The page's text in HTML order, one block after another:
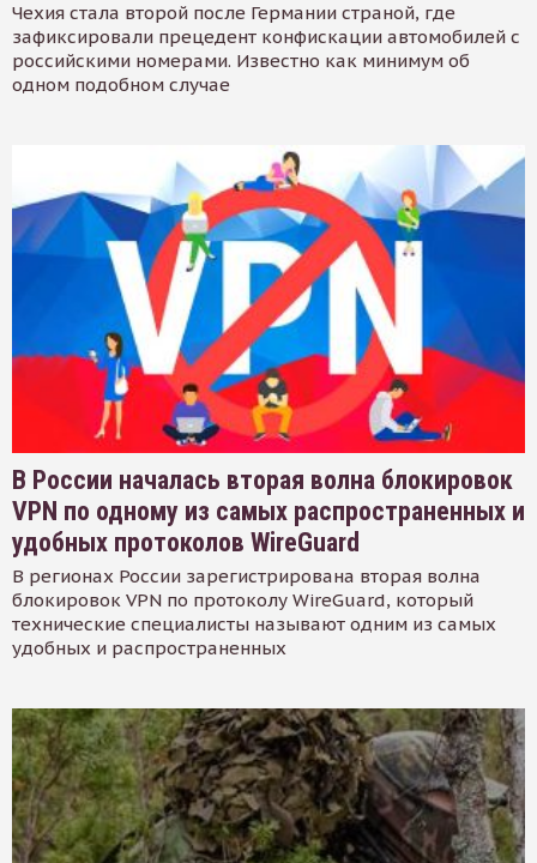
Чехия стала второй после Германии страной, где
зафиксировали прецедент конфискации автомобилей с
российскими номерами. Известно как минимум об
одном подобном случае
В России началась вторая волна блокировок
VPN по одному из самых распространенных и
удобных протоколов WireGuard
В регионах России зарегистрирована вторая волна
блокировок VPN по протоколу WireGuard, который
технические специалисты называют одним из самых
удобных и распространенных